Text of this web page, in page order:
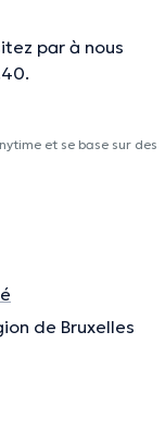
par à nous
et se base sur des
de Bruxelles